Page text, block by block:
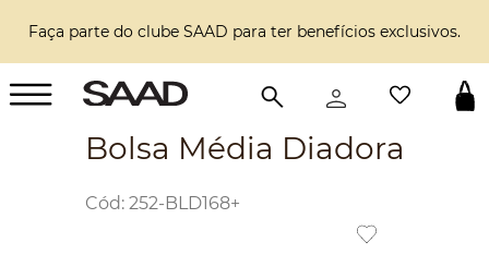
Faça parte do clube SAAD para ter benefícios exclusivos.
Bolsa Média Diadora
: 252-BLD168+